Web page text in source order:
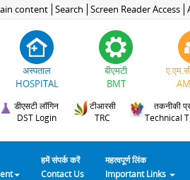
content Search Screen Reader Access
अस्पताल
HOSPITAL
बीएमटी
BMT
डीएसटी लॉगिन
DST Login
टीआरसी
TRC
तकनीकी
Technical
हमें संपर्क करें
Contact Us
महत्वपूर्ण लिंक
Important Links